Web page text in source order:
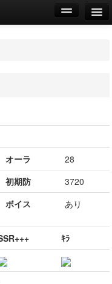
オーラ
28
初期防
3720
ボイス あり
ｷﾗ